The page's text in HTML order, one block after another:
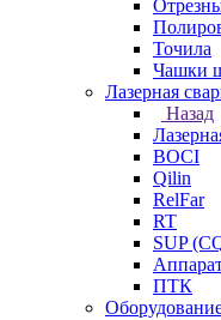
Точила
Чашки
Лазерная
Назад
BOCI
Qilin
RelFar
RT
SUP
ПТК